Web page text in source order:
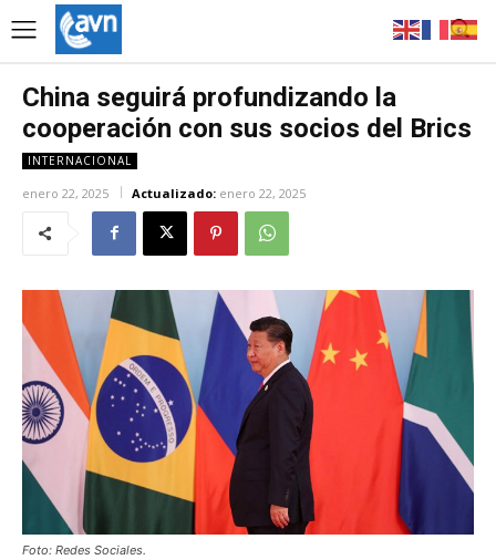
China seguirá profundizando la
cooperación con sus socios del Brics
INTERNACIONAL
enero 22, 2025 Actualizado: enero 22, 2025
Foto: Redes Sociales.